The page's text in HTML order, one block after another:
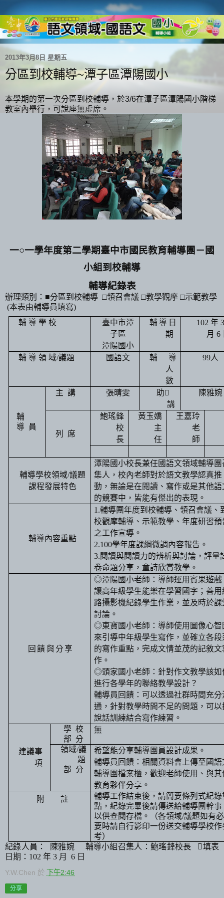
2013年3月8日 星期五
分區到校輔導~潭子區潭陽國小
本學期的第一次分區到校輔導，於3/6在潭子區潭陽國小階梯
教室內舉行，可說座無虛席。
一○一學年度第二學期臺中市國民教育輔導團－國
小組到校輔導
輔導紀錄表
辦理類別： ■分區到校輔導 □領召會議 □教學觀摩 □示範教學
(本表由輔導員填寫)
輔 導 學 校
臺中市潭
子區
潭陽國小
輔導日
期
102 年
月 6
輔 導 領 域/議題 國語文
輔 導
人
數
99人
輔
導
員
主 講 張晴雯 助
講
陳雅婉
列 席
鮑瑤鋒
校
長
黃玉嬌
主
任
王嘉玲
老
師
輔導學校領域/議題
課程發展特色
潭陽國小校長兼任國語文領域輔導團
集人，校內老師對於語文教學認真推
動，無論是在閱讀、寫作或是其他語
的競賽中，皆能有傑出的表現。
輔導內容重點
1.輔導團年度到校輔導、領召會議、
校觀摩輔導、示範教學、年度研習預
之工作宣導。
2.100學年度課綱微調內容報告。
3.閱讀與閱讀力的辨析與討論，評量
卷命題分享，童詩欣賞教學。
回饋與分享
◎潭 陽國小老師：導師運用賓果遊戲
讓高年級學生能樂在學習國字；善用
路攝影機紀錄學生作業，並及時於課
討論。
◎東寶 國小老師：導師使用圖像心智
來引導中年級學生寫作，並確立各段
的寫作重點，完成文情並茂的記敘文
作。
◎頭家國小老師：針對作文教學該如
進行各學年的聯絡教學設計？
輔導員回饋：可以透過社群時間充分
通，針對教學時間不足的問題，可以
說話訓練結合寫作練習。
建議事
項
學 校
部 分
無
領域/議
題
部 分
希望能分享輔導團員設計成果。
輔導員回饋：相關資料會上傳至國語
輔導團檔案櫃，歡迎老師使用、與其
教育夥伴分享。
附
註
輔導工作結束後，請簡要條列式紀錄
點，紀錄完畢後請傳送給輔導團幹事
以供查閱存檔。（各領域/議題如有必
要時請自行影印一份送交輔導學校作
考）
紀錄人員：
陳雅婉 輔導小組召集人：鮑瑤鋒校長 填表
日期： 102 年 3 月 6 日
Y.W.Chen 於 下午2:46
分享